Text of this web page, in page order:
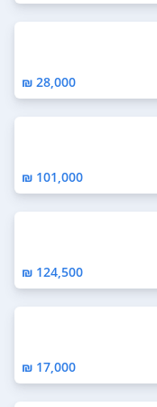
28,000 ₪
101,000 ₪
124,500 ₪
17,000 ₪